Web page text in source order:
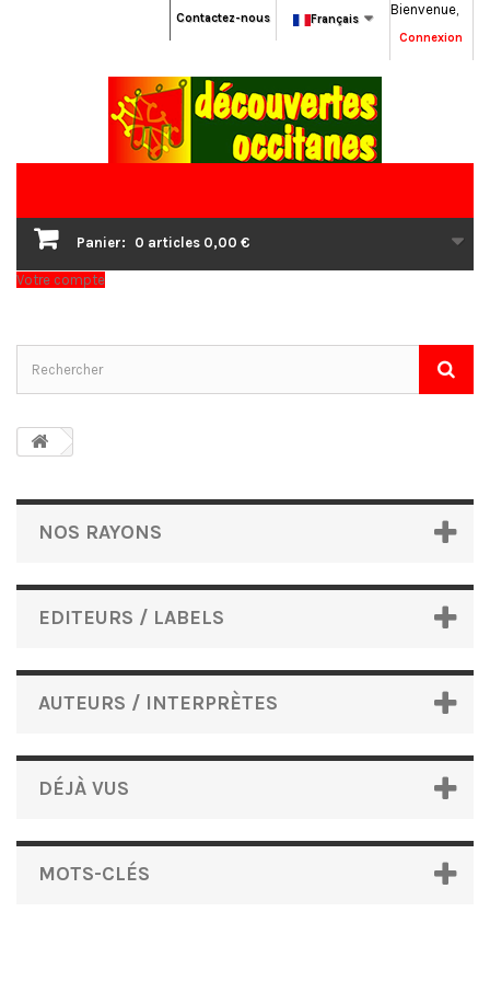
Bienvenue,
Connexion
Français
Contactez-nous
Panier: 0 articles 0,00 €
Votre compte
NOS RAYONS
EDITEURS / LABELS
AUTEURS / INTERPRÈTES
DÉJÀ VUS
MOTS-CLÉS